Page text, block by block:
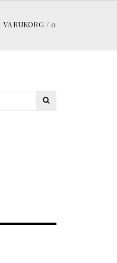
VARUKORG / 0